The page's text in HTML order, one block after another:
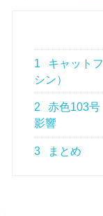
1
キャット
シン）
2
赤色103号
影響
3 まとめ